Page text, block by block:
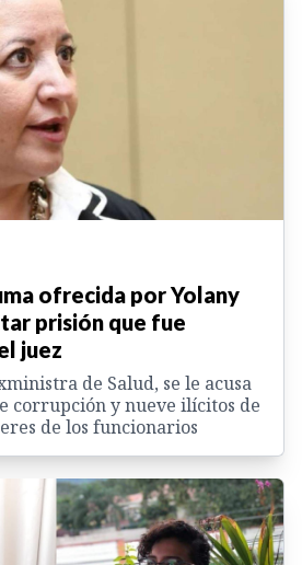
ofrecida por Yolany
prisión que fue
juez
de Salud, se le acusa
corrupción y nueve ilícitos de
de los funcionarios